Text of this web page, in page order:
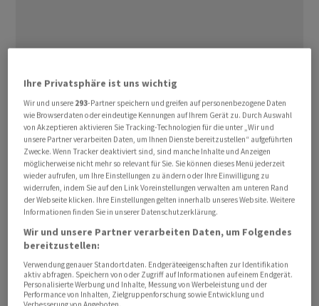
Die APK-S heisst die Stossrichtung der
Verhandlungsleitlinien mehrheitlich gut, wie die
Parlamentsdienste am Dienstag mitteilten. Ihre
Stellungnahme verabschiedete sie mit 9 zu 3 Stimmen
und mit einer Enthaltung. Die Mehrheit unterstütze den
Bundesrat darin, Verhandlungen mit der EU-
Kommission aufzunehmen, nach umfassenden und
kontroversen Diskussionen.
Unterstützt wird von der APK-S der Gesamt-
Paketansatz, die Integration institutioneller Regeln in
die Marktzugangsabkommen (vertikaler Ansatz) sowie
der Verzicht auf Guillotine-Klauseln in künftigen
Ihre Privatsphäre ist uns wichtig
Wir und unsere 293-Partner speichern und greifen auf personenbezogene Daten
wie Browserdaten oder eindeutige Kennungen auf Ihrem Gerät zu. Durch Auswahl
von Akzeptieren aktivieren Sie Tracking-Technologien für die unter „Wir und
unsere Partner verarbeiten Daten, um Ihnen Dienste bereitzustellen“ aufgeführten
Zwecke. Wenn Tracker deaktiviert sind, sind manche Inhalte und Anzeigen
möglicherweise nicht mehr so relevant für Sie. Sie können dieses Menü jederzeit
wieder aufrufen, um Ihre Einstellungen zu ändern oder Ihre Einwilligung zu
widerrufen, indem Sie auf den Link Voreinstellungen verwalten am unteren Rand
der Webseite klicken. Ihre Einstellungen gelten innerhalb unseres Website. Weitere
Informationen finden Sie in unserer Datenschutzerklärung.
Wir und unsere Partner verarbeiten Daten, um Folgendes
bereitzustellen:
Verwendung genauer Standortdaten. Endgeräteeigenschaften zur Identifikation
aktiv abfragen. Speichern von oder Zugriff auf Informationen auf einem Endgerät.
Personalisierte Werbung und Inhalte, Messung von Werbeleistung und der
Performance von Inhalten, Zielgruppenforschung sowie Entwicklung und